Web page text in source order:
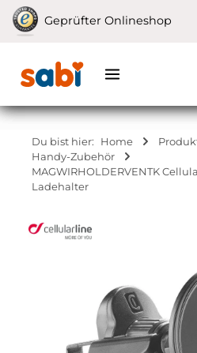
Zum Hauptinhalt springen
Geprüfter Onlineshop
Du bist hier: Home
Handy-Zubehör
MAGWIRHOLDERVENTK
Ladehalter